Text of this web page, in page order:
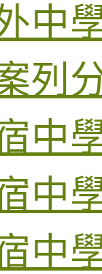
中
列
中
中
中